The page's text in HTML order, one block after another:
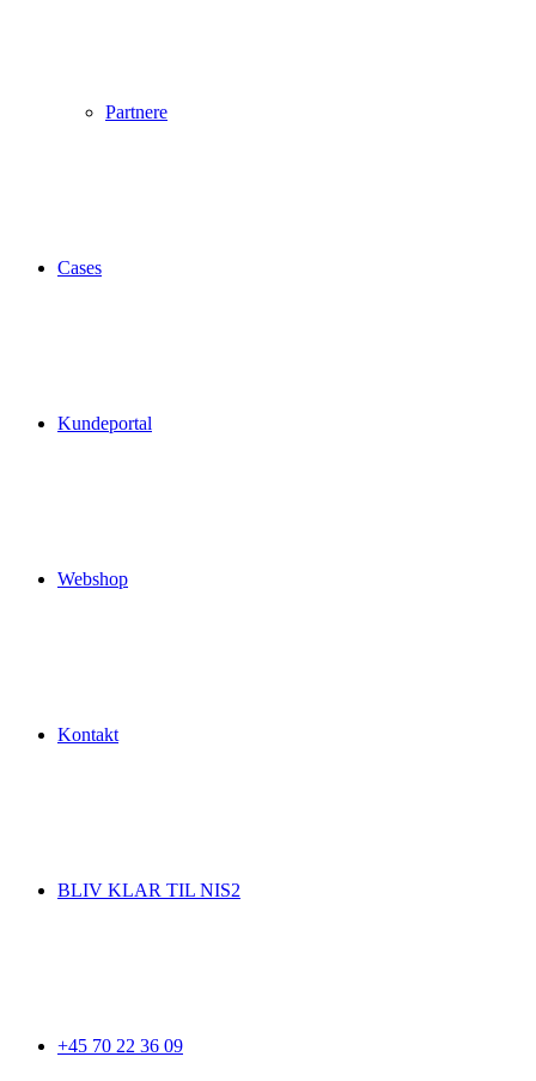
Partnere
Cases
Kundeportal
Webshop
Kontakt
BLIV KLAR TIL NIS2
+45 70 22 36 09